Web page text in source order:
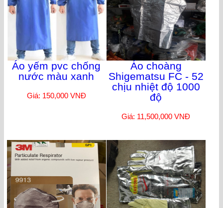
Áo yếm pvc chống
nước màu xanh
Giá: 150,000 VNĐ
Áo choàng
Shigematsu FC - 52
chịu nhiệt độ 1000
độ
Giá: 11,500,000 VNĐ